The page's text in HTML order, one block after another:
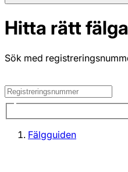
Hitta rätt
Sök med
Fälgguiden